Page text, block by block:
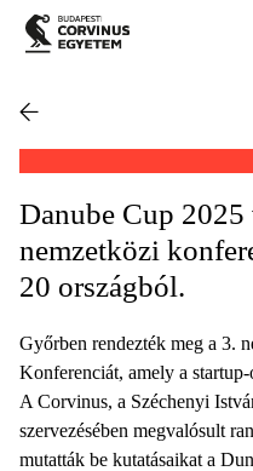
Danube Cup
nemzetközi
20 országból.
Győrben rendezték meg a 3.
Konferenciát, amely a
A Corvinus, a Széchenyi
szervezésében megvalósult
mutatták be kutatásaikat a